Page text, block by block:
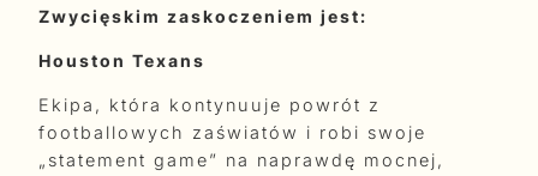
Zwycięskim zaskoczeniem jest:
Houston Texans
Ekipa, która kontynuuje powrót z
footballowych zaświatów i robi swoje
„statement game” na naprawdę mocnej,